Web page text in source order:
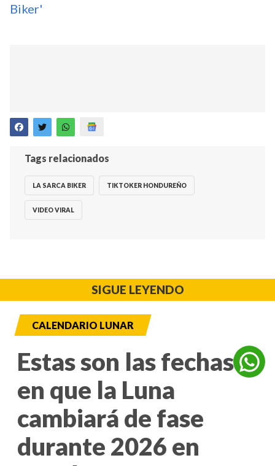
Biker'
Tags relacionados
LA SARCA BIKER TIKTOKER HONDUREÑO
VIDEO VIRAL
SIGUE LEYENDO
CALENDARIO LUNAR
Estas son las fechas
en que la Luna
cambiará de fase
durante 2026 en